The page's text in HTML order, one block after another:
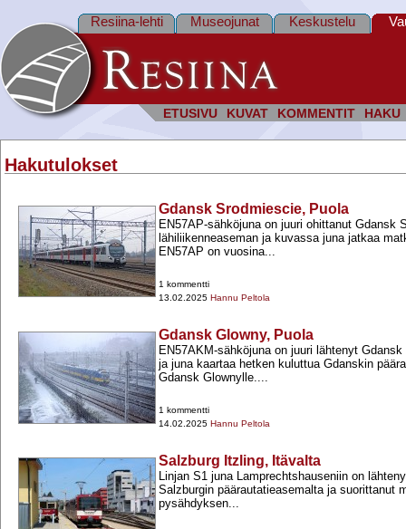
ETUSIVU KUVAT KOMMENTIT HAKU
Resiina-lehti Museojunat Keskustelu
Hakutulokset
Gdansk Srodmiescie, Puola
EN57AP-​sähköjuna on juuri ohittanut Gdansk
lähiliikenneaseman ja kuvassa juna jatkaa
EN57AP on vuosina...
1 kommentti
13.02.2025 Hannu Peltola
Gdansk Glowny, Puola
EN57AKM-​sähköjuna on juuri lähtenyt
ja juna kaartaa hetken kuluttua Gdanskin
Gdansk Glownylle....
1 kommentti
14.02.2025 Hannu Peltola
Salzburg Itzling, Itävalta
Linjan S1 juna Lamprechtshauseniin on
Salzburgin päärautatieasemalta ja suorittanut
pysähdyksen...